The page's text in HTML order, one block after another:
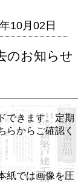
10月02日
のお知らせ
できます。定期
らからご確認く
紙では画像を圧